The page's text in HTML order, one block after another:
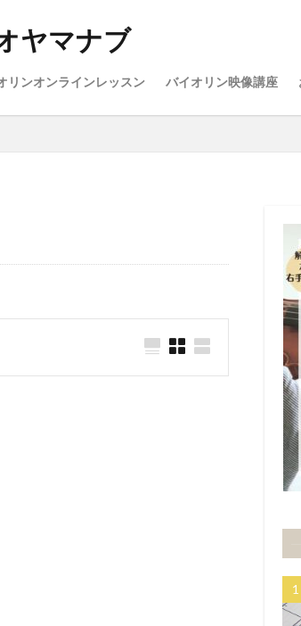
ヤマナブ
リンオンラインレッスン バイオリン映像講座